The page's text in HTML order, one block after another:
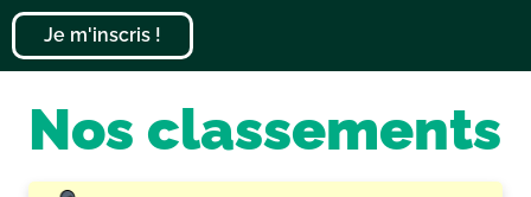
Je m'inscris !
Nos classements